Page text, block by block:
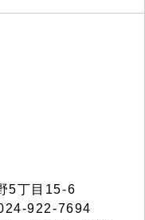
5丁目15-6
922-7694